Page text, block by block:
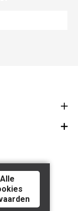
Alle